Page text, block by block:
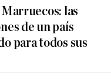
las
de un país
para todos sus